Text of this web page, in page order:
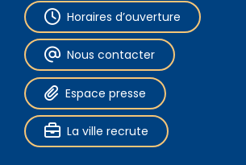
Horaires d’ouverture
Nous contacter
Espace presse
La ville recrute